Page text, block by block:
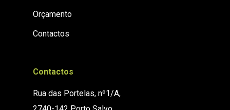
Orçamento
Contactos
Contactos
Rua das Portelas, nº1/A,